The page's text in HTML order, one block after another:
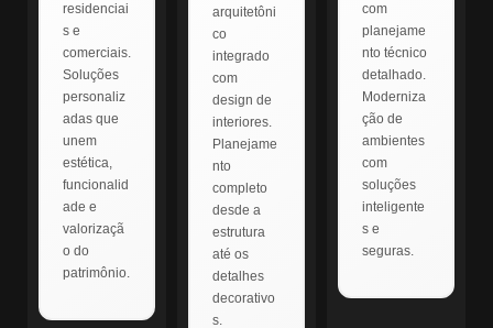
residenciai
s e
comerciais.
Soluções
personaliz
adas que
unem
estética,
funcionalid
ade e
valorizaçã
o do
patrimônio.
arquitetôni
co
integrado
com
design de
interiores.
Planejame
nto
completo
desde a
estrutura
até os
detalhes
decorativo
s.
com
planejame
nto técnico
detalhado.
Moderniza
ção de
ambientes
com
soluções
inteligente
s e
seguras.